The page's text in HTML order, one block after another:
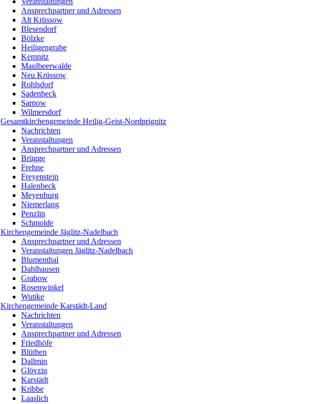
Ansprechpartner und Adressen
Alt Krüssow
Blesendorf
Bölzke
Heiligengrabe
Kemnitz
Maulbeerwalde
Neu Krüssow
Rohlsdorf
Sadenbeck
Sarnow
Wilmersdorf
Gesamtkirchengemeinde Heilig-Geist-Nordprignitz
Nachrichten
Veranstaltungen
Ansprechpartner und Adressen
Brügge
Frehne
Freyenstein
Halenbeck
Meyenburg
Niemerlang
Penzlin
Schmolde
Kirchengemeinde Jäglitz-Nadelbach
Ansprechpartner und Adressen
Veranstaltungen Jäglitz-Nadelbach
Blumenthal
Dahlhausen
Grabow
Rosenwinkel
Wutike
Kirchengemeinde Karstädt-Land
Nachrichten
Veranstaltungen
Ansprechpartner und Adressen
Friedhöfe
Blüthen
Dallmin
Glövzin
Karstädt
Kribbe
Laaslich